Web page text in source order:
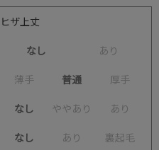
ヒザ上丈
なし あ り
薄手 普通 厚手
なし ややあ り あ り
なし あ り 裏起毛